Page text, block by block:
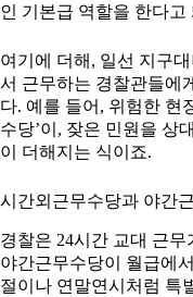
인 기본급 역할을 한다고
여기에 더해, 일선 지구
서 근무하는 경찰관들에
다. 예를 들어, 위험한 현
수당’이, 잦은 민원을 상
이 더해지는 식이죠.
시간외근무수당과 야간
경찰은 24시간 교대 근
야간근무수당이 월급에
절이나 연말연시처럼 특